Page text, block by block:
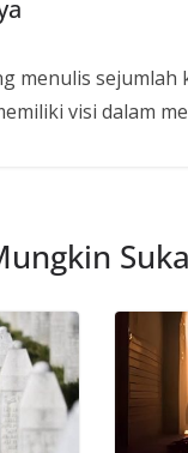
menulis
visi dalam
Suka